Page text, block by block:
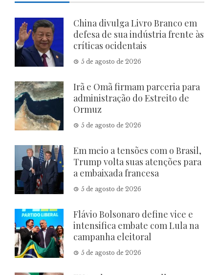
China divulga Livro Branco em
defesa de sua indústria frente às
críticas ocidentais
5 de agosto de 2026
Irã e Omã firmam parceria para
administração do Estreito de
Ormuz
5 de agosto de 2026
Em meio a tensões com o Brasil,
Trump volta suas atenções para
a embaixada francesa
5 de agosto de 2026
Flávio Bolsonaro define vice e
intensifica embate com Lula na
campanha eleitoral
5 de agosto de 2026